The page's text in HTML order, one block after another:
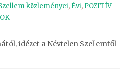
közleményei, Évi, POZITÍV
idézet a Névtelen Szellemtől